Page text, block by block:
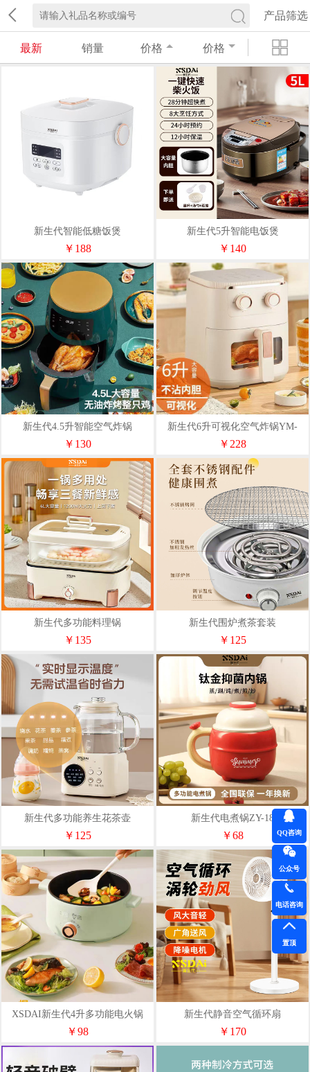
产品筛选
最新 销量 价格 价格
新生代智能低糖饭煲
￥188
新生代5升智能电饭煲
￥140
新生代4.5升智能空气炸锅
￥130
新生代6升可视化空气炸锅YM-
AF50AM
￥228
新生代多功能料理锅
￥135
新生代围炉煮茶套装
￥125
新生代多功能养生花茶壶
￥125
新生代电煮锅ZY-18
￥68
XSDAI新生代4升多功能电火锅
￥98
新生代静音空气循环扇
￥170
QQ咨询
公众号
电话咨询
置顶